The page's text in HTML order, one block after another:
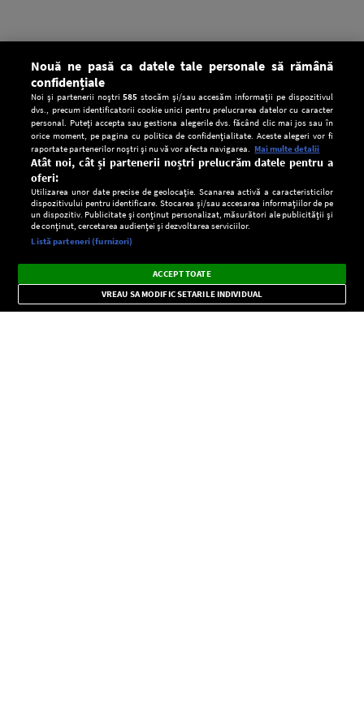
CONFIDENŢIALITATE
Setări:
Dark
Mode
Radio live, podcasturi, știri și alerte
importante.
×
Nouă ne pasă ca datele tale personale să rămână
confidențiale
Noi și partenerii noștri585 stocăm și/sau accesăm informații pe dispozitivul
dvs., precum identificatorii cookie unici pentru prelucrarea datelor cu caracter
personal. Puteți accepta sau gestiona alegerile dvs. făcând clic mai jos sau în
orice moment, pe pagina cu politica de confidențialitate. Aceste alegeri vor fi
raportate partenerilor noștri și nu vă vor afecta navigarea. Mai multe detalii
Atât noi, cât și partenerii noștri prelucrăm datele pentru a
oferi:
Utilizarea unor date precise de geolocație. Scanarea activă a caracteristicilor
dispozitivului pentru identificare. Stocarea și/sau accesarea informațiilor de pe
un dispozitiv. Publicitate și conținut personalizat, măsurători ale publicității și
de conținut, cercetarea audienței și dezvoltarea serviciilor.
Listă parteneri (furnizori)
ACCEPT TOATE
VREAU SA MODIFIC SETARILE INDIVIDUAL